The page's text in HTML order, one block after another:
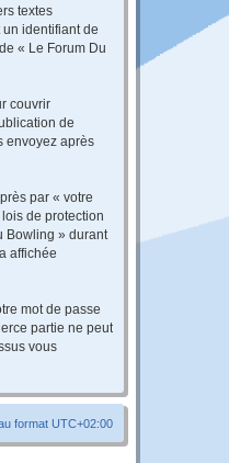
textes
identifiant de
« Le Forum Du
couvrir
de
envoyez après
par « votre
de protection
Bowling » durant
affichée
mot de passe
partie ne peut
vous
format UTC+02:00